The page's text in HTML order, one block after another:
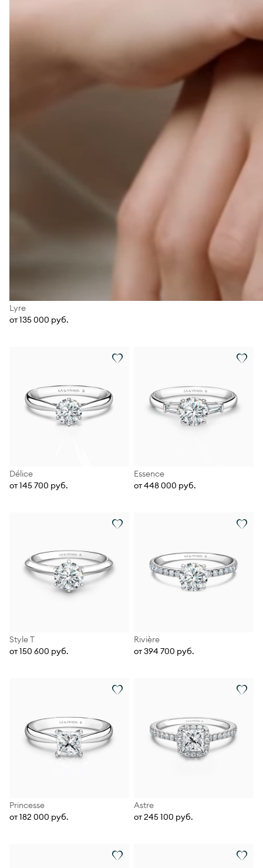
Lyre
от 135 000 руб.
Délice
от 145 700 руб.
Essence
от 448 000 руб.
Style T
от 150 600 руб.
Rivière
от 394 700 руб.
Princesse
от 182 000 руб.
Astre
от 245 100 руб.